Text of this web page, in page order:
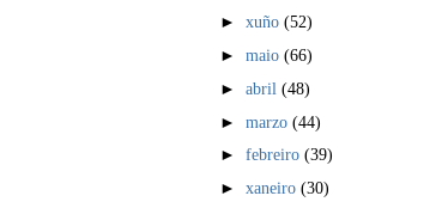
►xuño(52)
►maio(66)
►abril(48)
►marzo(44)
►febreiro(39)
►xaneiro(30)